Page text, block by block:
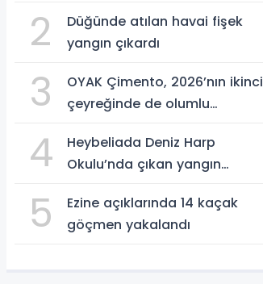
2
Düğünde atılan havai fişek
yangın çıkardı
3
OYAK Çimento, 2026’nın ikinci
çeyreğinde de olumlu
4
Heybeliada Deniz Harp
Okulu’nda çıkan yangın
5
Ezine açıklarında 14 kaçak
göçmen yakalandı